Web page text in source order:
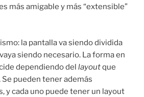
más amigable y más “extensible”
la pantalla va siendo dividida
siendo necesario. La forma en
dependiendo del layoutque
Se pueden tener además
y cada uno puede tener un layout